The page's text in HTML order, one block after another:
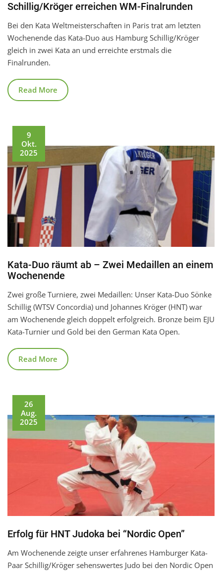
Schillig/Kröger erreichen WM-Finalrunden
Bei den Kata Weltmeisterschaften in Paris trat am letzten
Wochenende das Kata-Duo aus Hamburg Schillig/Kröger
gleich in zwei Kata an und erreichte erstmals die
Finalrunden.
Read More
9
Okt.
2025
Kata-Duo räumt ab – Zwei Medaillen an einem
Wochenende
Zwei große Turniere, zwei Medaillen: Unser Kata-Duo Sönke
Schillig (WTSV Concordia) und Johannes Kröger (HNT) war
am Wochenende gleich doppelt erfolgreich. Bronze beim EJU
Kata-Turnier und Gold bei den German Kata Open.
Read More
26
Aug.
2025
Erfolg für HNT Judoka bei “Nordic Open”
Am Wochenende zeigte unser erfahrenes Hamburger Kata-
Paar Schillig/Kröger sehenswertes Judo bei den Nordic Open